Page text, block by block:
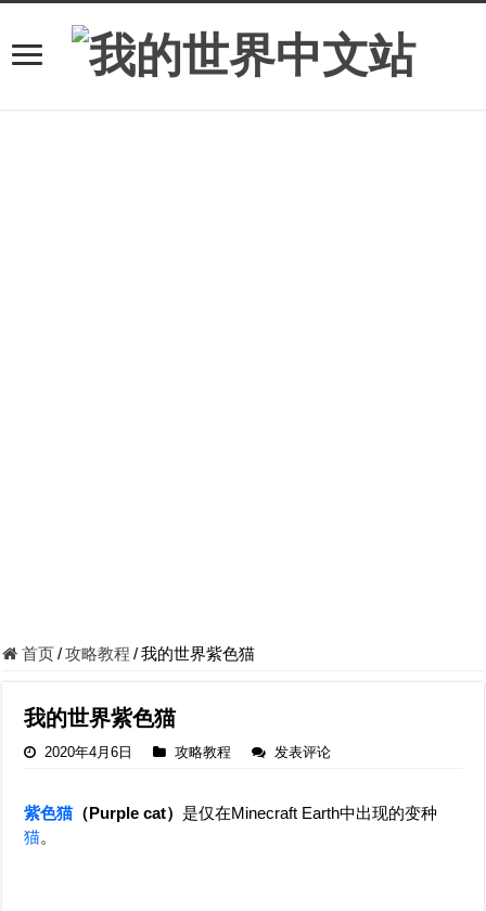
首页/攻略教程 /我的世界紫色猫
我的世界紫色猫
2020年4月6日 攻略教程 发表评论
紫色猫（Purple cat）是仅在Minecraft Earth中出现的变种
猫。